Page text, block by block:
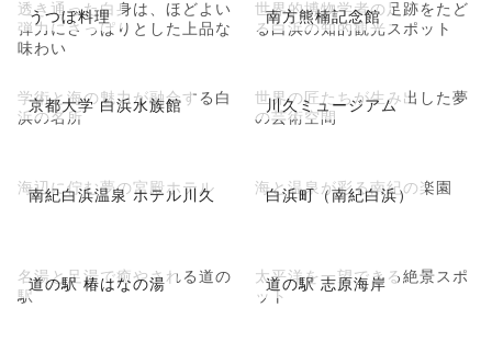
うつぼ料理
透き通った白身は、ほどよい
弾力にさっぱりとした上品な
味わい
南方熊楠記念館
世界的博物学者の足跡をたど
る白浜の知的観光スポット
京都大学 白浜水族館
学術と海の魅力が融合する白
浜の名所
川久ミュージアム
世界の匠たちが生み出した夢
の芸術空間
南紀白浜温泉 ホテル川久
海辺に佇む夢の宮殿ホテル 白浜町（南紀白浜）
海と温泉が彩る南紀の楽園
道の駅 椿はなの湯
名湯と足湯で癒やされる道の
駅
道の駅 志原海岸
太平洋を一望できる絶景スポ
ット